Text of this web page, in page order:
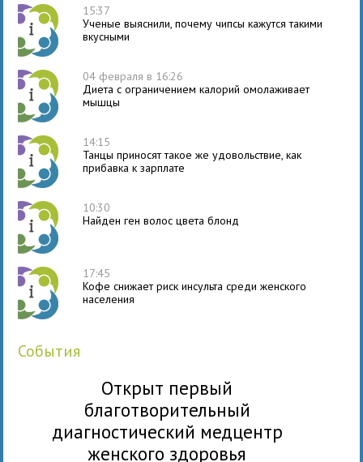
15:37
Ученые выяснили, почему чипсы кажутся такими
вкусными
04 февраля в 16:26
Диета с ограничением калорий омолаживает
мышцы
14:15
Танцы приносят такое же удовольствие, как
прибавка к зарплате
10:30
Найден ген волос цвета блонд
17:45
Кофе снижает риск инсульта среди женского
населения
события
Открыт первый
благотворительный
диагностический медцентр
женского здоровья